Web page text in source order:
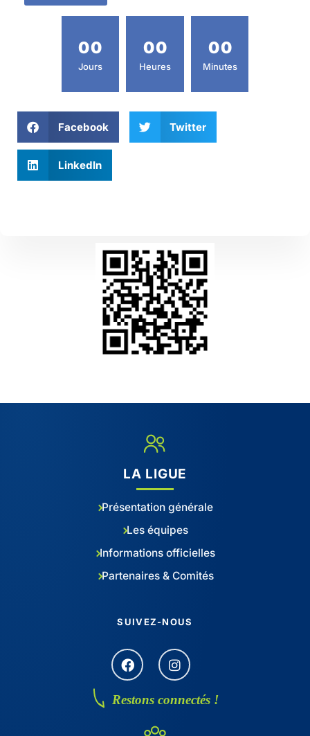
00
Jours
00
Heures
00
Minutes
Facebook Twitter
LinkedIn
LA LIGUE
Présentation générale
Les équipes
Informations officielles
Partenaires & Comités
SUIVEZ-NOUS
Restons connectés !